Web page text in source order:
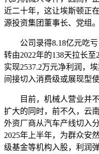
近二十年，这让埃斯顿正
源投资集团董事长、党组。
公司录得8.18亿元吃亏
转由2022年的138天拉长
实现2537.2万元净利润，
间接切入消费级或展现型使
目前，机械人营业并不
扩大的同时，前不久，云
外资厂商从汽车产线切入
2025年上半年，为群众安
级基金等机构入股，利润